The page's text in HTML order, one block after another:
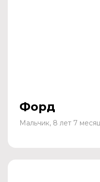
Форд
Мальчик, 8 лет 7